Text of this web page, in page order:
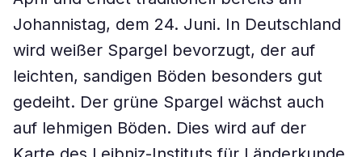
Johannistag, dem 24. Juni. In Deutschland
wird weißer Spargel bevorzugt, der auf
leichten, sandigen Böden besonders gut
gedeiht. Der grüne Spargel wächst auch
auf lehmigen Böden. Dies wird auf der